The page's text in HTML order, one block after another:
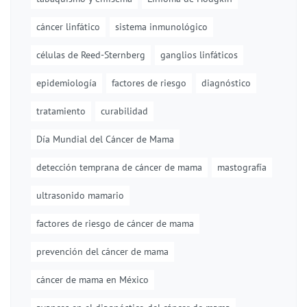
cáncer linfático sistema inmunológico
células de Reed-Sternberg ganglios linfáticos
epidemiología factores de riesgo diagnóstico
tratamiento curabilidad
Día Mundial del Cáncer de Mama
detección temprana de cáncer de mama mastografía
ultrasonido mamario
factores de riesgo de cáncer de mama
prevención del cáncer de mama
cáncer de mama en México